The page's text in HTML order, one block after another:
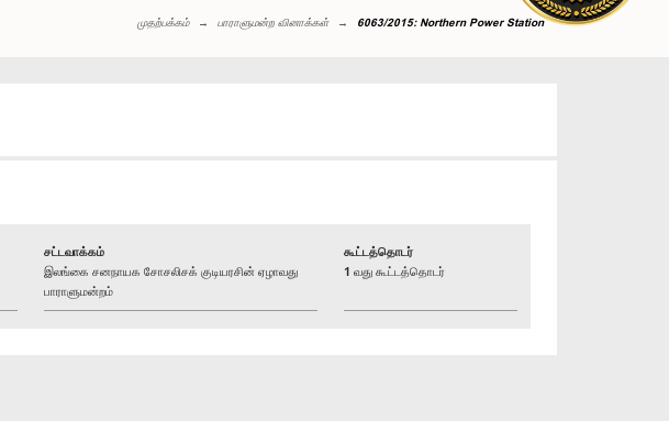
முதற்பக்கம் பாராளுமன்ற வினாக்கள் 6063/2015: Northern Power Station
சட்டவாக்கம்
இலங்கை சனநாயக சோசலிசக் குடியரசின் ஏழாவது
பாராளுமன்றம்
கூட்டத்தொடர்
1 வது கூட்டத்தொடர்